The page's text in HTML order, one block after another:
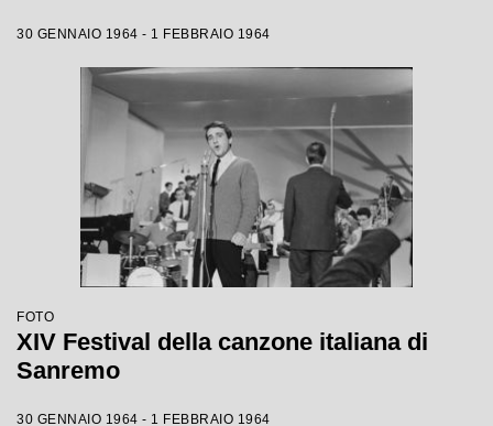
30 GENNAIO 1964 - 1 FEBBRAIO 1964
FOTO
XIV Festival della canzone italiana di
Sanremo
30 GENNAIO 1964 - 1 FEBBRAIO 1964